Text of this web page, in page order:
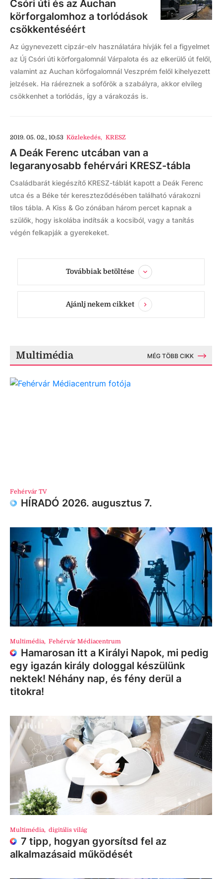
Csóri úti és az Auchan
körforgalomhoz a torlódások
csökkentéséért
Az úgynevezett cipzár-elv használatára hívják fel a figyelmet
az Új Csóri úti körforgalomnál Várpalota és az elkerülő út felől,
valamint az Auchan körfogalomnál Veszprém felől kihelyezett
jelzések. Ha ráéreznek a sofőrök a szabályra, akkor elvileg
csökkenhet a torlódás, így a várakozás is.
2019. 05. 02., 10:53 Közlekedés, KRESZ
A Deák Ferenc utcában van a
legaranyosabb fehérvári KRESZ-tábla
Családbarát kiegészítő KRESZ-táblát kapott a Deák Ferenc
utca és a Béke tér kereszteződésében található várakozni
tilos tábla. A Kiss & Go zónában három percet kapnak a
szülők, hogy iskolába indítsák a kocsiból, vagy a tanítás
végén felkapják a gyerekeket.
Továbbiak betöltése
Ajánlj nekem cikket
Multimédia MÉG TÖBB CIKK
Fehérvár TV
HÍRADÓ 2026. augusztus 7.
Multimédia, Fehérvár Médiacentrum
Hamarosan itt a Királyi Napok, mi pedig
egy igazán király dologgal készülünk
nektek! Néhány nap, és fény derül a
titokra!
Multimédia, digitális világ
7 tipp, hogyan gyorsítsd fel az
alkalmazásaid működését